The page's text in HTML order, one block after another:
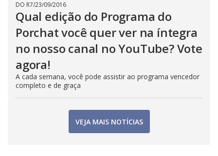
DO R7/23/09/2016
Qual edição do Programa do
Porchat você quer ver na íntegra
no nosso canal no YouTube? Vote
agora!
A cada semana, você pode assistir ao programa vencedor
completo e de graça
VEJA MAIS NOTÍCIAS